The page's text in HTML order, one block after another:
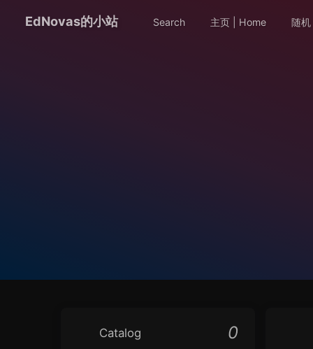
EdNovas的小站 Search 主页 | Home 随
Catalog